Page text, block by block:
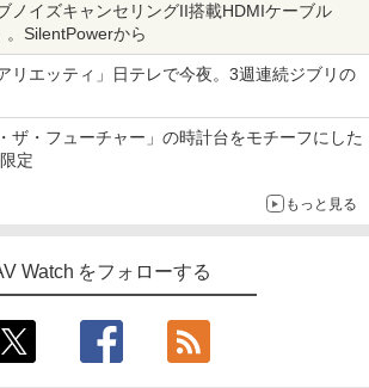
ノイズキャンセリングII搭載HDMIケーブル
。SilentPowerから
リエッティ」日テレで今夜。3週連続ジブリの
ザ・フューチャー」の時計台をモチーフにした
定
もっと見る
Watch をフォローする